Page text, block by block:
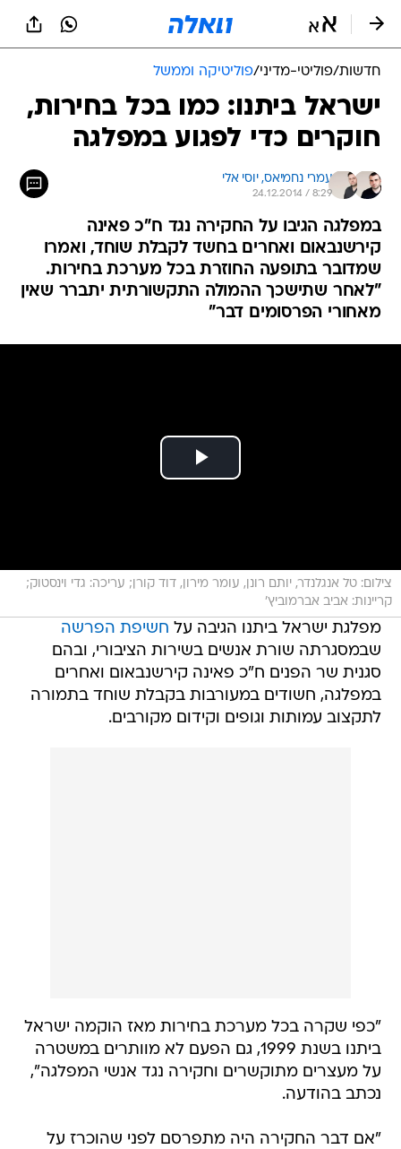
חדשות/פוליטי-מדיני/פוליטיקה וממשל
ישראל ביתנו: כמו בכל בחירות,
חוקרים כדי לפגוע במפלגה
עמרי נחמיאס, יוסי אלי
24.12.2014 / 8:29
במפלגה הגיבו על החקירה נגד ח"כ פאינה
קירשנבאום ואחרים בחשד לקבלת שוחד, ואמרו
שמדובר בתופעה החוזרת בכל מערכת בחירות.
"לאחר שתישכך ההמולה התקשורתית יתברר שאין
מאחורי הפרסומים דבר"
צילום: טל אנגלנדר, יותם רונן, עומר מירון, דוד קורן; עריכה: גדי וינסטוק;
קריינות: אביב אברמוביץ'
מפלגת ישראל ביתנו הגיבה על חשיפת הפרשה
שבמסגרתה שורת אנשים בשירות הציבורי, ובהם
סגנית שר הפנים ח"כ פאינה קירשנבאום ואחרים
במפלגה, חשודים במעורבות בקבלת שוחד בתמורה
לתקצוב עמותות וגופים וקידום מקורבים.
"כפי שקרה בכל מערכת בחירות מאז הוקמה ישראל
ביתנו בשנת 1999, גם הפעם לא מוותרים במשטרה
על מעצרים מתוקשרים וחקירה נגד אנשי המפלגה",
נכתב בהודעה.
"אם דבר החקירה היה מתפרסם לפני שהוכרז על